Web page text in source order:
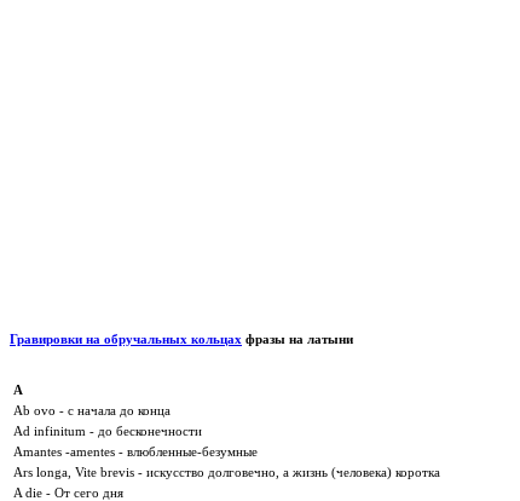
Гравировки на обручальных кольцах фразы на латыни
А
Ab ovo - с начала до конца
Ad infinitum - до бесконечности
Amantes -amentes - влюбленные-безумные
Ars longa, Vite brevis - искусство долговечно, а жизнь (человека) коротка
A die - От сего дня